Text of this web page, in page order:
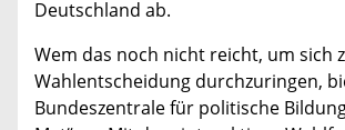
Deutschland ab.
Wem das noch nicht reicht, um sich
Wahlentscheidung durchzuringen,
Bundeszentrale für politische